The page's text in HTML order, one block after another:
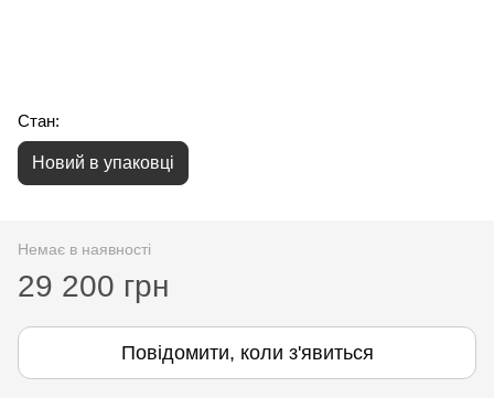
Стан:
Новий в упаковці
Немає в наявності
29 200 грн
Повідомити, коли з'явиться